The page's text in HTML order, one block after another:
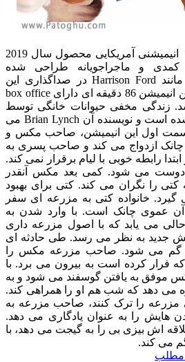
انیمیشنی آمریکایی محصول سال 2019
و ماجراجویانه طراحی شده
است. هنرمندان معروفی مانند Harrison Ford در صداگذاری این
انیمیشن نقش داشته اند. این انیمیشن 86 دقیقه ای دارای box office
زندگی مخفی حیوانات خانگی توسط
Chris Renaud کارگردانی شده است و نویسنده آن Brian Lynch می
اول این انیمیشن، صاحب مکس و
چانک ازدواج می کند و صاحب پسری به
رابطه خوبی با لیام برقرار نمی کند.
دوست می شود. کمی بعد مکس آنقدر
را نگران می کند. کتی برای بهبود
خانواده کتی به مزرعه ای سفر
عموی چانک است. با وارد شدن به
می یابد که با اصول مزرعه داری
جدید به نظر می رسد. طی حادثه ای
گم می شود. صاحب مزرعه مکس را
فرار کرده است به بیرون می برد. با
موفق به یافتن گوسفند می شود و به
می دهد که شب هم او را همراهی کند.
مزرعه را ترک کنند، صاحب مزرعه به
هایش را به عنوان یادگاری می دهد.
اش بیزی بی را به گیجت می دهد، با
می کند.
مطلب